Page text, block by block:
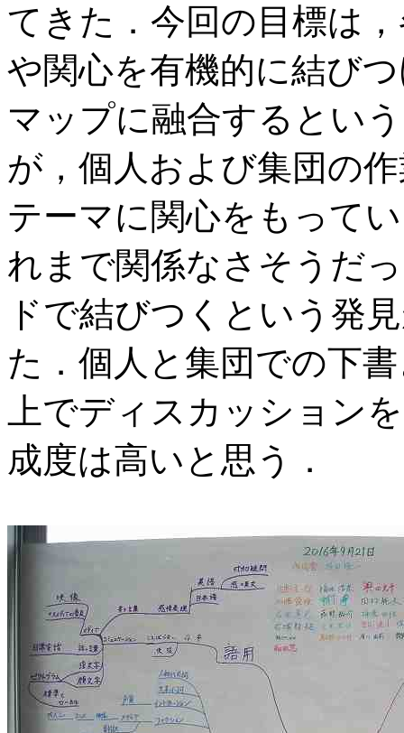
てきた．今回の目標は
や関心を有機的に結び
マップに融合するとい
が，個人および集団の
テーマに関心をもって
れまで関係なさそうだ
ドで結びつくという発
た．個人と集団での下
上でディスカッション
成度は高いと思う．